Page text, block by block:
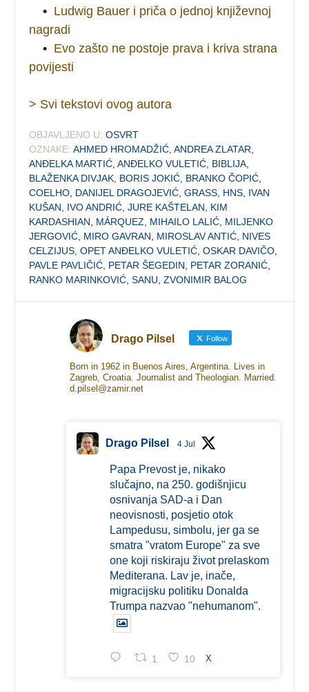
• Ludwig Bauer i priča o jednoj književnoj
nagradi
• Evo zašto ne postoje prava i kriva strana
povijesti
> Svi tekstovi ovog autora
OBJAVLJENO U: OSVRT
OZNAKE: AHMED HROMADŽIĆ ,ANDREA ZLATAR
ANĐELKA MARTIĆ ,ANĐELKO VULETIĆ BIBLIJA
BLAŽENKA DIVJAK BORIS JOKIĆ BRANKO ČOPIĆ
COELHO DANIJEL DRAGOJEVIĆ ,GRASS HNS IVAN
KUŠAN
IVO ANDRIĆ ,JURE KAŠTELAN
KIM
KARDASHIAN
MÁRQUEZ MIHAILO LALIĆ MILJENKO
JERGOVIĆ MIRO GAVRAN MIROSLAV ANTIĆ NIVES
CELZIJUS ,OPET ANĐELKO VULETIĆ ,OSKAR DAVIČO
PAVLE PAVLIČIĆ PETAR ŠEGEDIN PETAR ZORANIĆ
RANKO MARINKOVIĆ ,SANU ,ZVONIMIR BALOG
Drago Pilsel Follow
Born in 1962 in Buenos Aires, Argentina. Lives in
Zagreb, Croatia. Journalist and Theologian. Married.
d.pilsel@zamir.net
Drago Pilsel 4 Jul
Papa Prevost je, nikako
slučajno, na 250. godišnjicu
osnivanja SAD-a i Dan
neovisnosti, posjetio otok
Lampedusu, simbolu, jer ga se
smatra "vratom Europe" za sve
one koji riskiraju život prelaskom
Mediterana. Lav je, inače,
migracijsku politiku Donalda
Trumpa nazvao "nehumanom".
1 10 X